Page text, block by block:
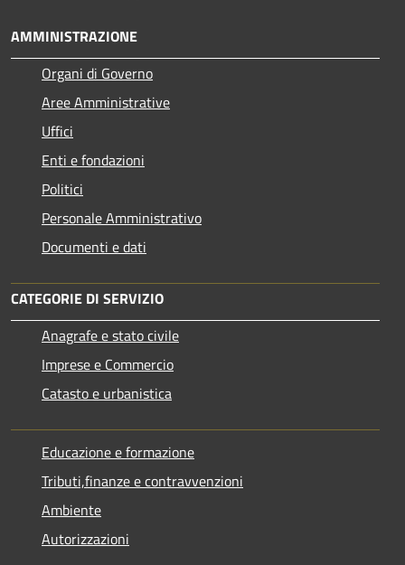
AMMINISTRAZIONE
Organi di Governo
Aree Amministrative
Uffici
Enti e fondazioni
Politici
Personale Amministrativo
Documenti e dati
CATEGORIE DI SERVIZIO
Anagrafe e stato civile
Imprese e Commercio
Catasto e urbanistica
Educazione e formazione
Tributi,finanze e contravvenzioni
Ambiente
Autorizzazioni